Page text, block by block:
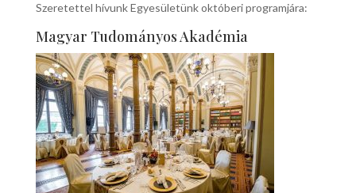
Szeretettel hívunk Egyesületünk októberi programjára:
Magyar Tudományos Akadémia